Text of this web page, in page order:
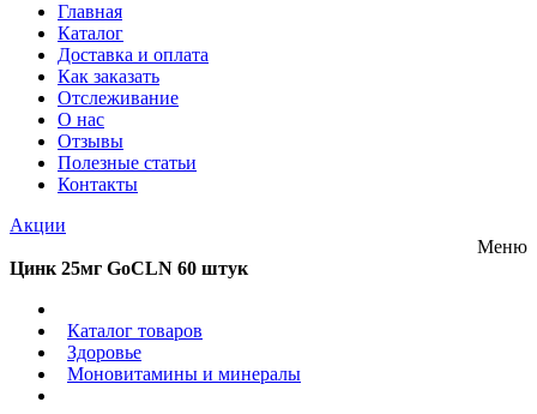
Главная
Каталог
Доставка и оплата
Как заказать
Отслеживание
О нас
Отзывы
Полезные статьи
Контакты
Акции
Меню
Цинк 25мг GoCLN 60 штук
Каталог товаров
Здоровье
Моновитамины и минералы